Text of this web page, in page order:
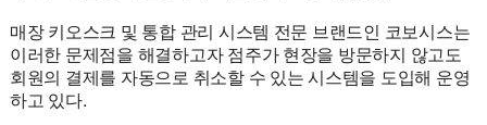
매장 키오스크 및 통합 관리 시스템 전문 브랜드인 코보시스는
이러한 문제점을 해결하고자 점주가 현장을 방문하지 않고도
회원의 결제를 자동으로 취소할 수 있는 시스템을 도입해 운영
하고 있다.